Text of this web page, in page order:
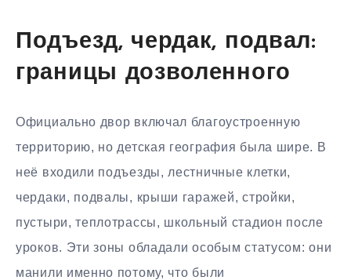
Подъезд, чердак, подвал:
границы дозволенного
Официально двор включал благоустроенную
территорию, но детская география была шире. В
неё входили подъезды, лестничные клетки,
чердаки, подвалы, крыши гаражей, стройки,
пустыри, теплотрассы, школьный стадион после
уроков. Эти зоны обладали особым статусом: они
манили именно потому, что были